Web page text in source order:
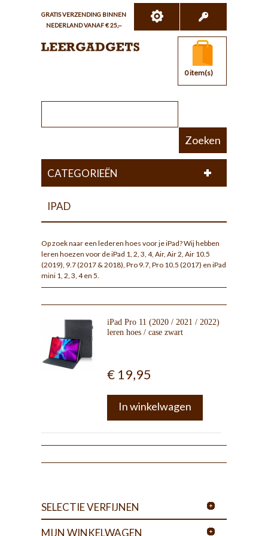
GRATIS VERZENDING BINNEN
NEDERLAND VANAF € 25,--
0 item(s)
Zoeken
CATEGORIEËN
IPAD
Op zoek naar een lederen hoes voor je iPad? Wij hebben
leren hoezen voor de iPad 1, 2, 3, 4, Air, Air 2, Air 10.5
(2019), 9.7 (2017 & 2018), Pro 9.7, Pro 10.5 (2017) en iPad
mini 1, 2, 3, 4 en 5.
iPad Pro 11 (2020 / 2021 / 2022)
leren hoes / case zwart
€ 19,95
In winkelwagen
SELECTIE VERFIJNEN
MIJN WINKELWAGEN